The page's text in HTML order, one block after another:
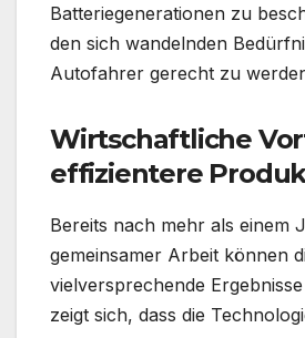
Batteriegenerationen zu
den sich wandelnden
Autofahrer gerecht zu
Wirtschaftliche
effizientere
Bereits nach mehr als einem
gemeinsamer Arbeit können
vielversprechende
zeigt sich, dass die